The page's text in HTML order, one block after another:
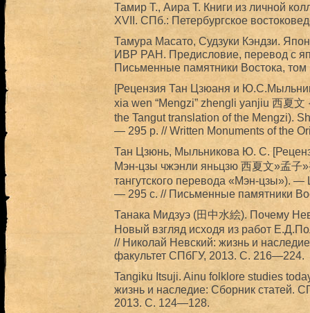
Тамир Т., Аира Т. Книги из личной
XVII. СПб.: Петербургское
Тамура Масато, Судзуки Кэндзи.
ИВР РАН. Предисловие, перевод с
Письменные памятники Востока,
[Рецензия Тан Цзюаня и
xia wen “Mengzi” zhengli yanjiu 西夏
the Tangut translation of the Mengzi).
— 295 p. // Written Monuments of the
Тан Цзюнь, Мыльникова Ю. С.
Мэн-цзы чжэнли яньцзю 西夏文»孟子
тангутского перевода «Мэн-цзы»).
— 295 c. // Письменные памятники
Танака Мидзуэ (田中水絵). Почему
Новый взгляд исходя из работ
// Николай Невский: жизнь и
факультет СПбГУ, 2013. С. 216—224.
Tangiku Itsuji. Ainu folklore studies
жизнь и наследие: Сборник статей.
2013. С. 124—128.